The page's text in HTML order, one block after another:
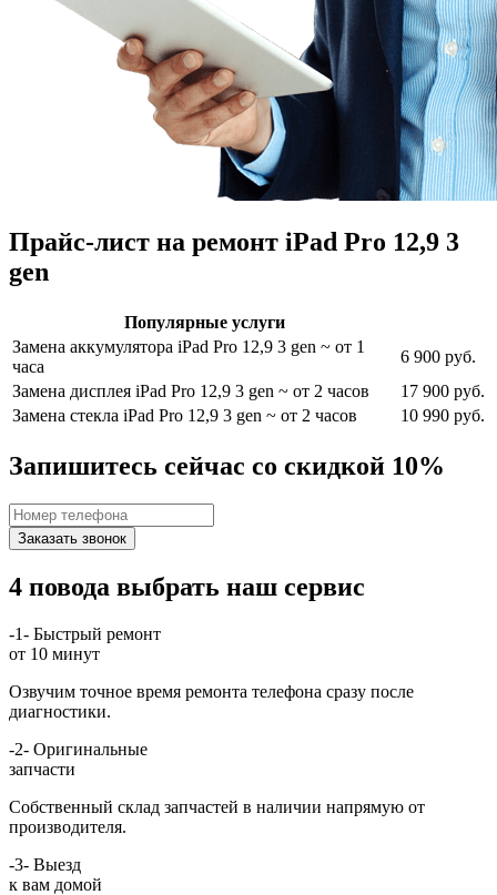
Прайс-лист на ремонт iPad Pro 12,9 3
gen
Популярные услуги
Замена аккумулятора iPad Pro 12,9 3 gen ~ от 1
часа
6 900 руб.
Замена дисплея iPad Pro 12,9 3 gen ~ от 2 часов
17 900 руб.
Замена стекла iPad Pro 12,9 3 gen ~ от 2 часов 10 990 руб.
Запишитесь сейчас со скидкой 10%
Заказать звонок
4 повода выбрать наш сервис
-1- Быстрый ремонт
от 10 минут
Озвучим точное время ремонта телефона сразу после
диагностики.
-2- Оригинальные
запчасти
Собственный склад запчастей в наличии напрямую от
производителя.
-3- Выезд
к вам домой